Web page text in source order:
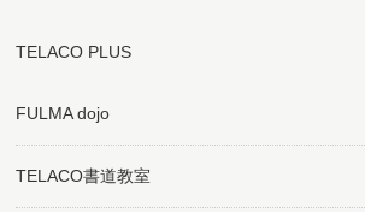
TELACO PLUS
FULMA dojo
TELACO書道教室